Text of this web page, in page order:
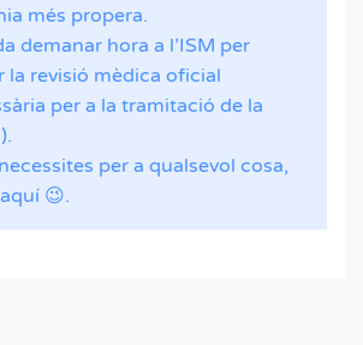
més propera.
demanar hora a l’ISM per
la revisió mèdica oficial
per a la tramitació de la
per a qualsevol cosa,
😉.